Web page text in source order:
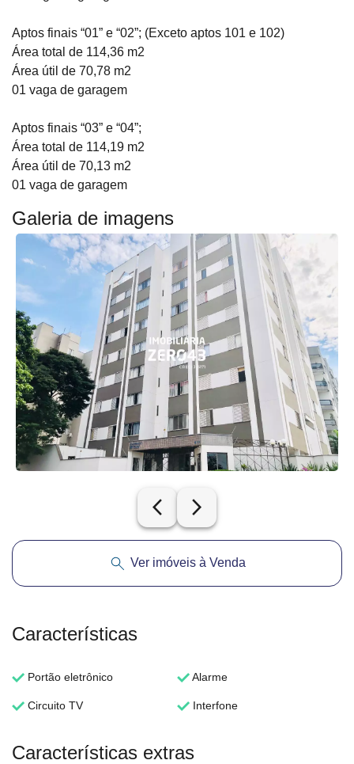
Aptos finais “01” e “02”; (Exceto aptos 101 e 102)
Área total de 114,36 m2
Área útil de 70,78 m2
01 vaga de garagem
Aptos finais “03” e “04”;
Área total de 114,19 m2
Área útil de 70,13 m2
01 vaga de garagem
Galeria de imagens
arrow_back_ios_new arrow_forward_ios
Ver imóveis à Venda
Características
Portão eletrônico Alarme
Circuito TV Interfone
Características extras